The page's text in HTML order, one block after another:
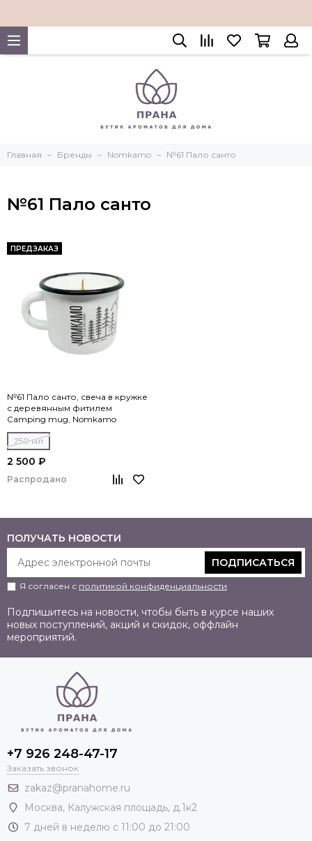
Главная Бренды Nomkamo №61 Пало санто
№61 Пало санто
ПРЕДЗАКАЗ
№61 Пало санто, свеча в кружке
с деревянным фитилем
Camping mug, Nomkamo
250 мл
2 500 ₽
Распродано
ПОЛУЧАТЬ НОВОСТИ
ПОДПИСАТЬСЯ
Я согласен с политикой конфиденциальности
Подпишитесь на новости, чтобы быть в курсе наших
новых поступлений, акций и скидок, оффлайн
мероприятий.
+7 926 248-47-17
Заказать звонок
zakaz@pranahome.ru
Москва, Калужская площадь, д.1к2
7 дней в неделю с 11:00 до 21:00